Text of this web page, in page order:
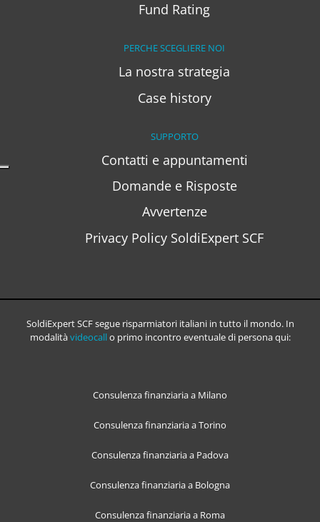
Fund Rating
PERCHE SCEGLIERE NOI
La nostra strategia
Case history
SUPPORTO
Contatti e appuntamenti
Domande e Risposte
Avvertenze
Privacy Policy SoldiExpert SCF
SoldiExpert SCF segue risparmiatori italiani in tutto il mondo. In
modalitàvideocallo primo incontro eventuale di persona qui:
Consulenza finanziaria a Milano
Consulenza finanziaria a Torino
Consulenza finanziaria a Padova
Consulenza finanziaria a Bologna
Consulenza finanziaria a Roma